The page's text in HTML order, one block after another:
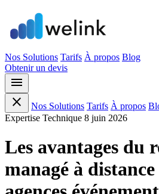
Nos Solutions Tarifs À propos Blog
Obtenir un devis
menu
close
Nos Solutions Tarifs À propos
Expertise Technique 8 juin 2026
Les avantages du
managé à